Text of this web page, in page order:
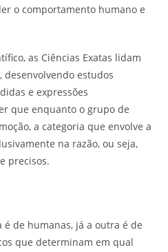
o comportamento humano e
as Ciências Exatas lidam
desenvolvendo estudos
e expressões
que enquanto o grupo de
a categoria que envolve a
na razão, ou seja,
precisos.
de humanas, já a outra é de
que determinam em qual